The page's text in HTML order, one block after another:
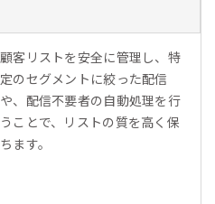
顧客リストを安全に管理し、特
定のセグメントに絞った配信
や、配信不要者の自動処理を行
うことで、リストの質を高く保
ちます。